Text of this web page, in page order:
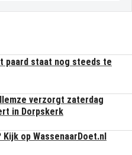
paard staat nog steeds te
verzorgt zaterdag
in Dorpskerk
op WassenaarDoet.nl